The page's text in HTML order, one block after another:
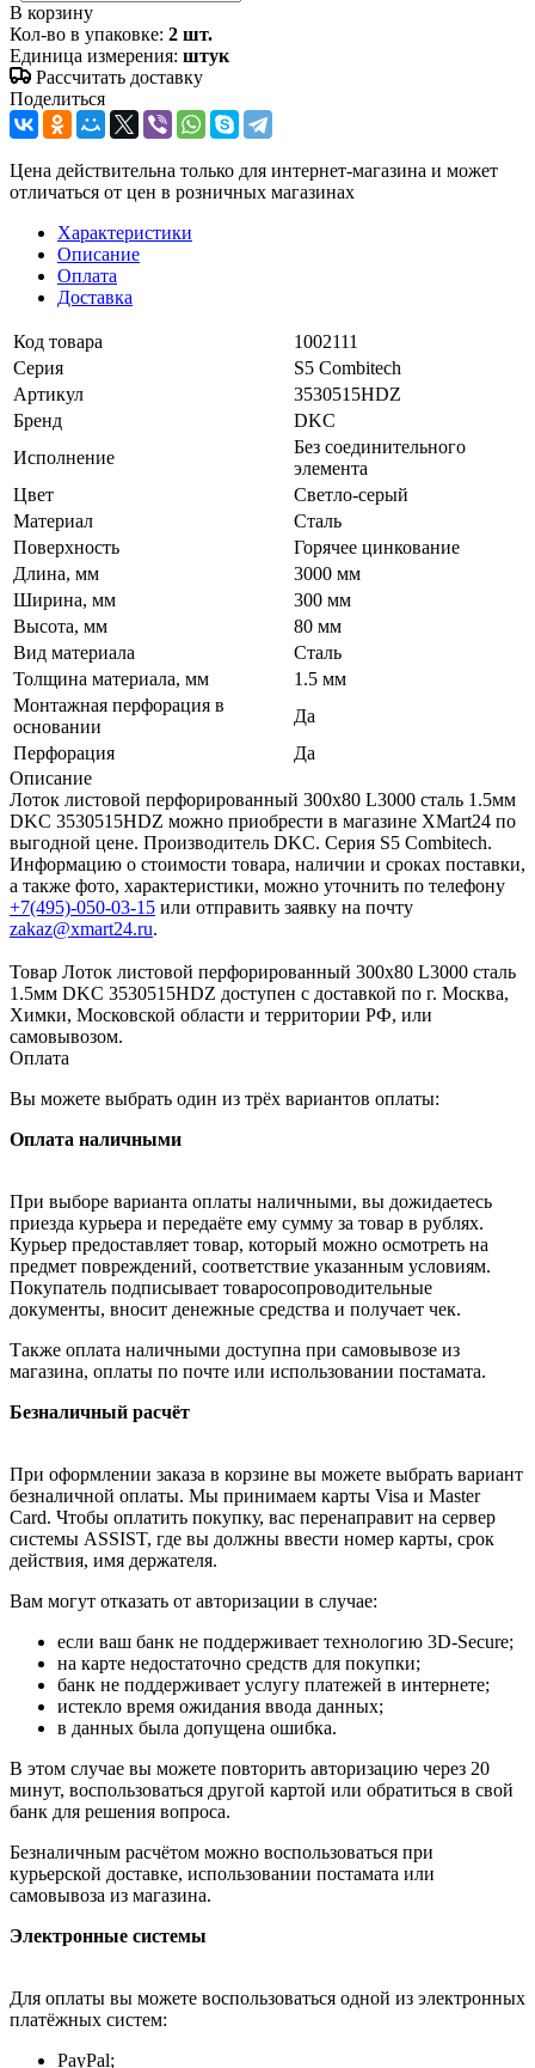
В корзину
Кол-во в упаковке: 2 шт.
Единица измерения: штук
Рассчитать доставку
Поделиться
Цена действительна только для интернет-магазина и может
отличаться от цен в розничных магазинах
Характеристики
Описание
Оплата
Доставка
Код товара
1002111
Серия
S5 Combitech
Артикул
3530515HDZ
Бренд
DKC
Исполнение
Без соединительного
элемента
Цвет
Светло-серый
Материал
Сталь
Поверхность
Горячее цинкование
Длина, мм
3000 мм
Ширина, мм
300 мм
Высота, мм
80 мм
Вид материала
Сталь
Толщина материала, мм
1.5 мм
Монтажная перфорация в
основании
Да
Перфорация
Да
Описание
Лоток листовой перфорированный 300х80 L3000 сталь 1.5мм
DKC 3530515HDZ можно приобрести в магазине XMart24 по
выгодной цене. Производитель DKC. Серия S5 Combitech.
Информацию о стоимости товара, наличии и сроках поставки,
а также фото, характеристики, можно уточнить по телефону
+7(495)-050-03-15 или отправить заявку на почту
zakaz@xmart24.ru.
Товар Лоток листовой перфорированный 300х80 L3000 сталь
1.5мм DKC 3530515HDZ доступен с доставкой по г. Москва,
Химки, Московской области и территории РФ, или
самовывозом.
Оплата
Вы можете выбрать один из трёх вариантов оплаты:
Оплата наличными
При выборе варианта оплаты наличными, вы дожидаетесь
приезда курьера и передаёте ему сумму за товар в рублях.
Курьер предоставляет товар, который можно осмотреть на
предмет повреждений, соответствие указанным условиям.
Покупатель подписывает товаросопроводительные
документы, вносит денежные средства и получает чек.
Также оплата наличными доступна при самовывозе из
магазина, оплаты по почте или использовании постамата.
Безналичный расчёт
При оформлении заказа в корзине вы можете выбрать вариант
безналичной оплаты. Мы принимаем карты Visa и Master
Card. Чтобы оплатить покупку, вас перенаправит на сервер
системы ASSIST, где вы должны ввести номер карты, срок
действия, имя держателя.
Вам могут отказать от авторизации в случае:
если ваш банк не поддерживает технологию 3D-Secure;
на карте недостаточно средств для покупки;
банк не поддерживает услугу платежей в интернете;
истекло время ожидания ввода данных;
в данных была допущена ошибка.
В этом случае вы можете повторить авторизацию через 20
минут, воспользоваться другой картой или обратиться в свой
банк для решения вопроса.
Безналичным расчётом можно воспользоваться при
курьерской доставке, использовании постамата или
самовывоза из магазина.
Электронные системы
Для оплаты вы можете воспользоваться одной из электронных
платёжных систем:
PayPal;